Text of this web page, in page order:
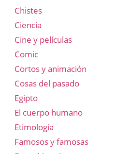
Chistes
Ciencia
Cine y películas
Comic
Cortos y animación
Cosas del pasado
Egipto
El cuerpo humano
Etimología
Famosos y famosas